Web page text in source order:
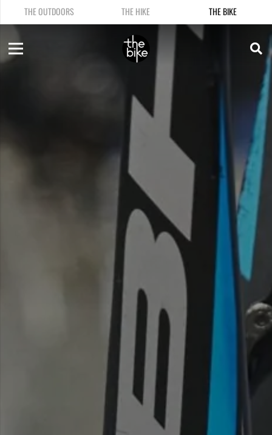
THE OUTDOORS THE HIKE THE BIKE